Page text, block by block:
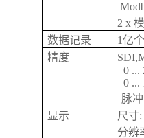
2 x
数据记录
1亿
精度
0 ...
0 ...
脉
显示
尺寸:
分辨